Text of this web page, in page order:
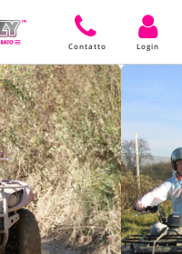
Contatto Login